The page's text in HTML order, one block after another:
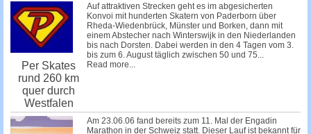
Per Skates
rund 260 km
quer durch
Westfalen
Auf attraktiven Strecken geht es im abgesicherten
Konvoi mit hunderten Skatern von Paderborn über
Rheda-Wiedenbrück, Münster und Borken, dann mit
einem Abstecher nach Winterswijk in den Niederlanden
bis nach Dorsten. Dabei werden in den 4 Tagen vom 3.
bis zum 6. August täglich zwischen 50 und 75...
Read more...
Am 23.06.06 fand bereits zum 11. Mal der Engadin
Marathon in der Schweiz statt. Dieser Lauf ist bekannt für